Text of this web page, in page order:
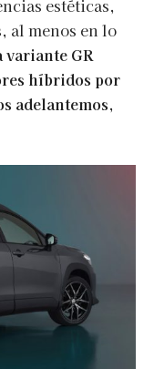
estéticas,
al menos en lo
variante GR
híbridos por
adelantemos,